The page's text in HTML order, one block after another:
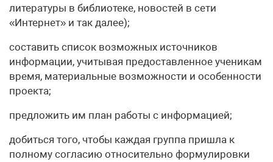
литературы в библиотеке, новостей в сети
«Интернет» и так далее);
составить список возможных источников
информации, учитывая предоставленное ученикам
время, материальные возможности и особенности
проекта;
предложить им план работы с информацией;
добиться того, чтобы каждая группа пришла к
полному согласию относительно формулировки